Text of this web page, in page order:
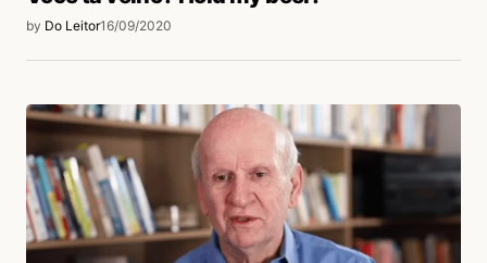
by Do Leitor16/09/2020